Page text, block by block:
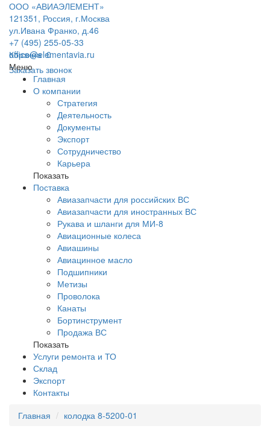
ООО «АВИАЭЛЕМЕНТ»
121351, Россия, г.Москва
ул.Ивана Франко, д.46
+7 (495) 255-05-33
office@elementavia.ru
Заказать звонок
Корзина0
Меню
Главная
О компании
Стратегия
Деятельность
Документы
Экспорт
Сотрудничество
Карьера
Показать
Поставка
Авиазапчасти для российских ВС
Авиазапчасти для иностранных ВС
Рукава и шланги для МИ-8
Авиационные колеса
Авиашины
Авиацинное масло
Подшипники
Метизы
Проволока
Канаты
Бортинструмент
Продажа ВС
Показать
Услуги ремонта и ТО
Склад
Экспорт
Контакты
Главная
колодка 8-5200-01